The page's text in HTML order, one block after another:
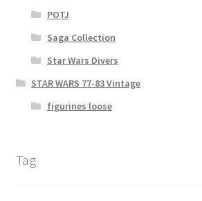
POTJ
Saga Collection
Star Wars Divers
STAR WARS 77-83 Vintage
figurines loose
Tag